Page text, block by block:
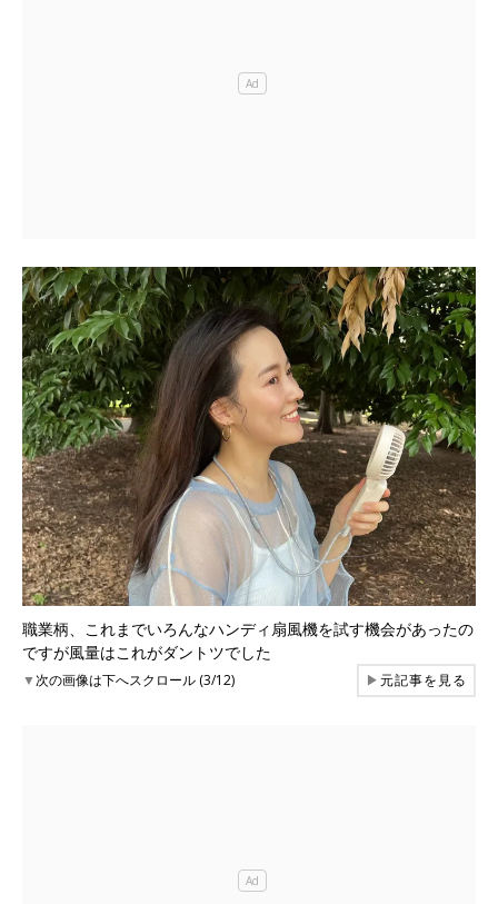
職業柄、これまでいろんなハンディ扇風機を試す機会があったの
ですが風量はこれがダントツでした
▼次の画像は下へスクロール (3/12) ▶元記事を見る